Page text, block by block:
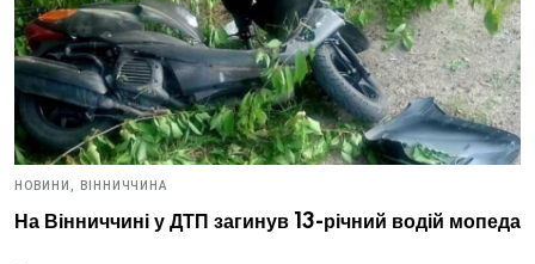
НОВИНИ, ВІННИЧЧИНА
На Вінниччині у ДТП загинув 13-річний водій мопеда